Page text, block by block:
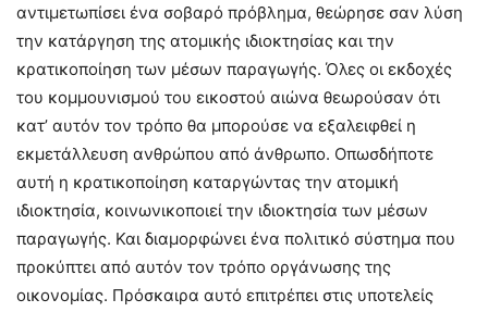
αντιμετωπίσει ένα σοβαρό πρόβλημα, θεώρησε σαν λύση
την κατάργηση της ατομικής ιδιοκτησίας και την
κρατικοποίηση των μέσων παραγωγής. Όλες οι εκδοχές
του κομμουνισμού του εικοστού αιώνα θεωρούσαν ότι
κατ’ αυτόν τον τρόπο θα μπορούσε να εξαλειφθεί η
εκμετάλλευση ανθρώπου από άνθρωπο. Οπωσδήποτε
αυτή η κρατικοποίηση καταργώντας την ατομική
ιδιοκτησία, κοινωνικοποιεί την ιδιοκτησία των μέσων
παραγωγής. Και διαμορφώνει ένα πολιτικό σύστημα που
προκύπτει από αυτόν τον τρόπο οργάνωσης της
οικονομίας. Πρόσκαιρα αυτό επιτρέπει στις υποτελείς